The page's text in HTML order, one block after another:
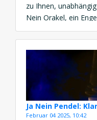
zu Ihnen,
Nein Orakel, ein
befragen – die
Methoden flexibel
Ja Nein Pendel:
Februar 04 2025, 10:42